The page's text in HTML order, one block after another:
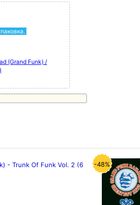
(Grand Funk) /
- Trunk Of Funk Vol. 2 (6
-48%